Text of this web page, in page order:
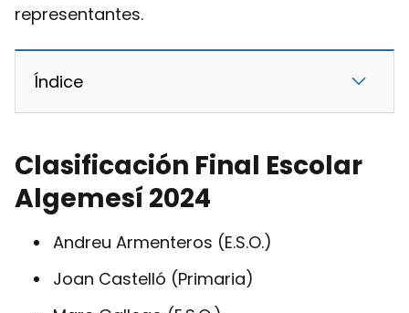
representantes.
Índice
Clasificación Final Escolar
Algemesí 2024
Andreu Armenteros (E.S.O.)
Joan Castelló (Primaria)